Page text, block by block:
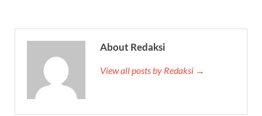
About Redaksi
View all posts by Redaksi →